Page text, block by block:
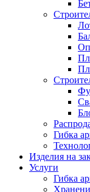
Гибка
Изделия на
Услуги
Гибка